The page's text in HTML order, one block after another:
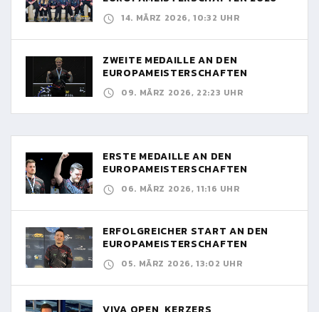
14. MÄRZ 2026, 10:32 UHR
ZWEITE MEDAILLE AN DEN
EUROPAMEISTERSCHAFTEN
09. MÄRZ 2026, 22:23 UHR
ERSTE MEDAILLE AN DEN
EUROPAMEISTERSCHAFTEN
06. MÄRZ 2026, 11:16 UHR
ERFOLGREICHER START AN DEN
EUROPAMEISTERSCHAFTEN
05. MÄRZ 2026, 13:02 UHR